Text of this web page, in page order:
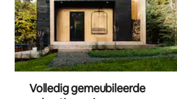
Volledig gemeubileerde